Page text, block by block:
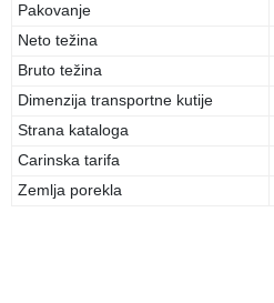
Pakovanje
Neto težina
Bruto težina
Dimenzija transportne kutije
Strana kataloga
Carinska tarifa
Zemlja porekla